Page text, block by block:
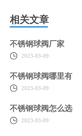
相关文章
不锈钢球阀厂家
2023-03-09
不锈钢球阀哪里有
2023-03-09
不锈钢球阀怎么选
2023-03-09